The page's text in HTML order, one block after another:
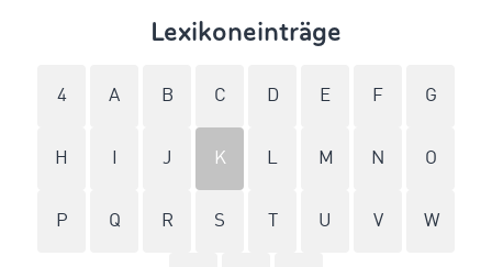
Lexikoneinträge
4 A B C D E F G
H J K L M N O
P Q R S U V W